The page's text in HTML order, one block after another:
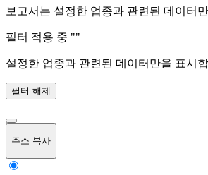
보고서는 설정한 업종과 관련된 데이터
필터 적용 중 ""
설정한 업종과 관련된 데이터만을 표시
필터 해제
주소 복사